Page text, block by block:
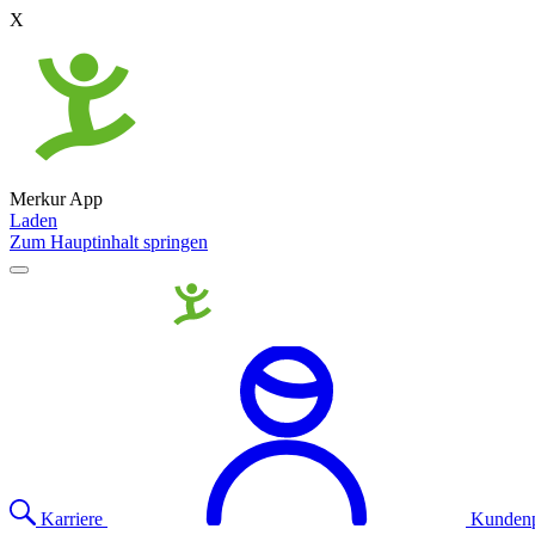
X
Merkur App
Laden
Zum Hauptinhalt springen
Karriere